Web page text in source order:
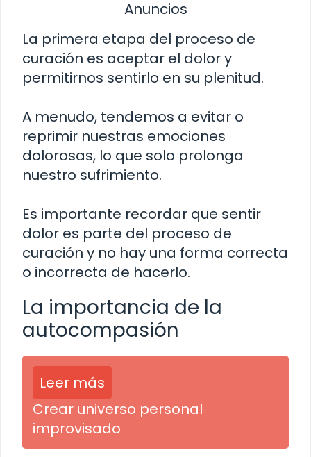
Anuncios
La primera etapa del proceso de
curación es aceptar el dolor y
permitirnos sentirlo en su plenitud.
A menudo, tendemos a evitar o
reprimir nuestras emociones
dolorosas, lo que solo prolonga
nuestro sufrimiento.
Es importante recordar que sentir
dolor es parte del proceso de
curación y no hay una forma correcta
o incorrecta de hacerlo.
La importancia de la
autocompasión
Leer más
Crear universo personal
improvisado